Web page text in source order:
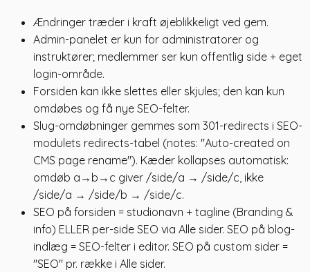
Ændringer træder i kraft øjeblikkeligt ved gem.
Admin-panelet er kun for administratorer og
instruktører; medlemmer ser kun offentlig side + eget
login-område.
Forsiden kan ikke slettes eller skjules; den kan kun
omdøbes og få nye SEO-felter.
Slug-omdøbninger gemmes som 301-redirects i SEO-
modulets redirects-tabel (notes: "Auto-created on
CMS page rename"). Kæder kollapses automatisk:
omdøb a→b→c giver /side/a → /side/c, ikke
/side/a → /side/b → /side/c.
SEO på forsiden = studionavn + tagline (Branding &
info) ELLER per-side SEO via Alle sider. SEO på blog-
indlæg = SEO-felter i editor. SEO på custom sider =
"SEO" pr. række i Alle sider.